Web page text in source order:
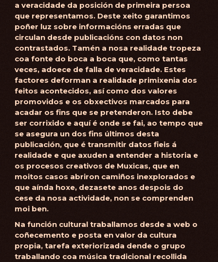
a veracidade da posición de primeira persoa
que representamos. Deste xeito garantimos
poñer luz sobre informacións erradas que
circulan desde publicacións con datos non
contrastados. Tamén a nosa realidade tropeza
coa fonte do boca a boca que, como tantas
veces, adoece de falla de veracidade. Estes
factores deforman a realidade primixenia dos
feitos acontecidos, así como dos valores
promovidos e os obxectivos marcados para
acadar os fins que se pretenderon. Isto debe
ser corrixido e aquí é onde se fai, ao tempo que
se asegura un dos fins últimos desta
publicación, que é transmitir datos fieis á
realidade e que axuden a entender a historia e
os procesos creativos de Muxicas, que en
moitos casos abriron camiños inexplorados e
que aínda hoxe, dezasete anos despois do
cese da nosa actividade, non se comprenden
moi ben.
Na función cultural traballamos desde a web o
coñecemento e posta en valor da cultura
propia, tarefa exteriorizada dende o grupo
traballando coa música tradicional recollida